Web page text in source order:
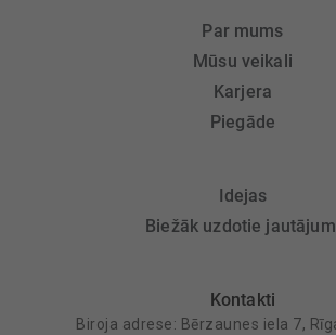
Par mums
Mūsu veikali
Karjera
Piegāde
Idejas
Biežāk uzdotie
Kontakti
Biroja adrese: Bērzaunes iela 7,